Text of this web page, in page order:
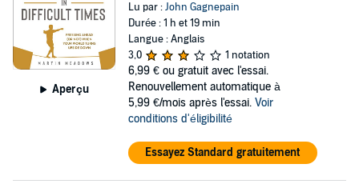
Aperçu
Lu par :John Gagnepain
Durée : 1 h et 19 min
Langue : Anglais
3,0
1 notation
6,99 € ou gratuit avec l'essai.
Renouvellement automatique à
5,99 €/mois après l'essai. Voir
conditions d'éligibilité
Essayez Standard gratuitement